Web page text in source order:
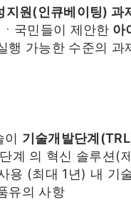
지원(인큐베이팅) 과
국민들이 제안한 아
행 가능한 수준의 과
이 기술개발단계
계 의 혁신 솔루션(
용 (최대 1년) 내 기
유의 사항